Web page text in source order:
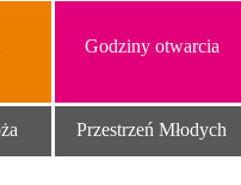
Godziny otwarcia
Przestrzeń Młodych